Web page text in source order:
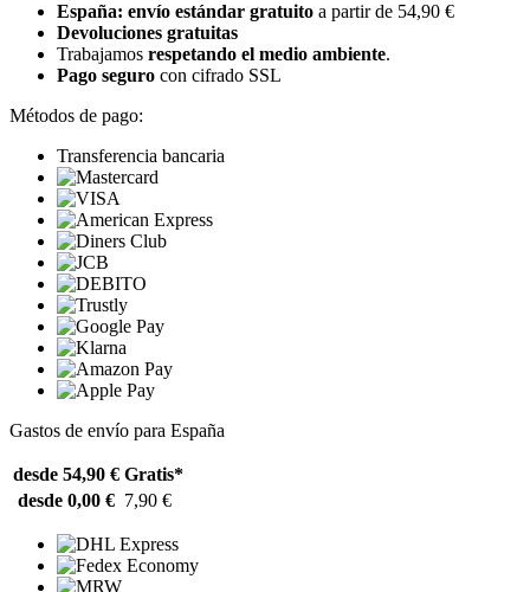
España: envío estándar gratuito a partir de 54,90 €
Devoluciones gratuitas
Trabajamos respetando el medio ambiente.
Pago seguro con cifrado SSL
Métodos de pago:
Transferencia bancaria
Gastos de envío para España
desde 54,90 € Gratis*
desde 0,00 € 7,90 €